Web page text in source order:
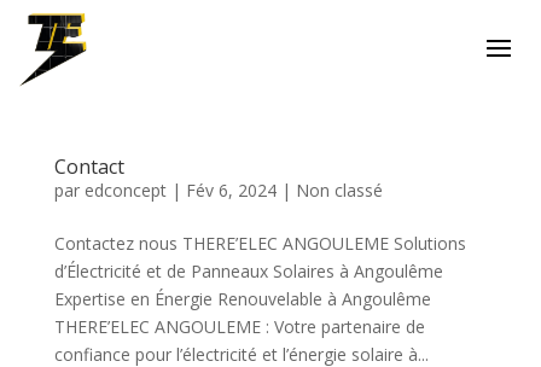
Contact
par edconcept| Fév 6, 2024| Non classé
Contactez nous THERE’ELEC ANGOULEME Solutions
d’Électricité et de Panneaux Solaires à Angoulême
Expertise en Énergie Renouvelable à Angoulême
THERE’ELEC ANGOULEME : Votre partenaire de
confiance pour l’électricité et l’énergie solaire à...